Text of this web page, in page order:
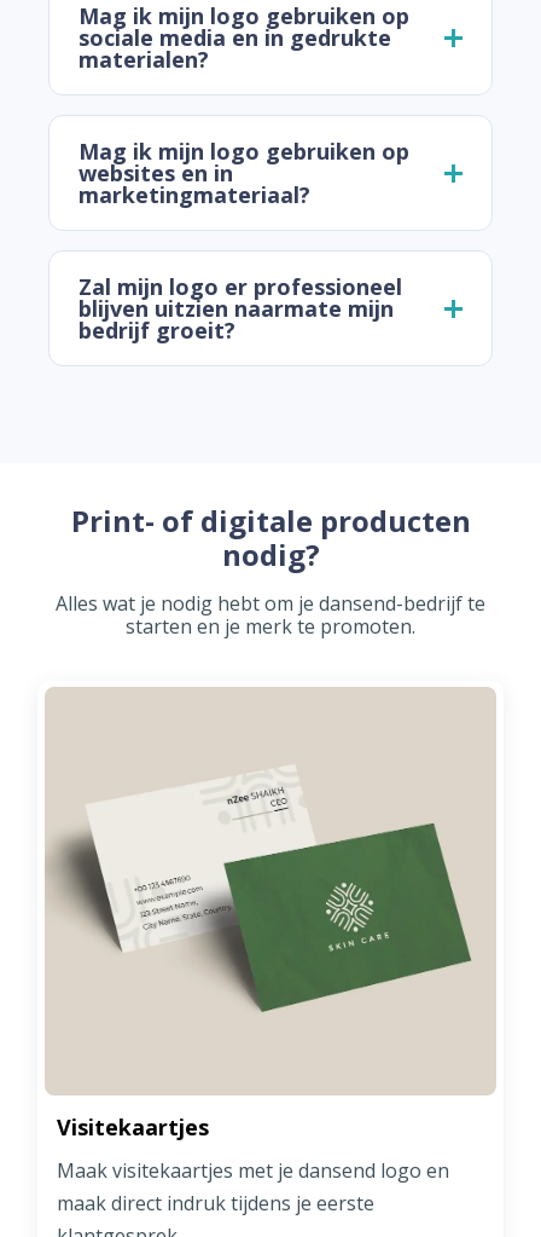
Mag ik mijn logo gebruiken op
sociale media en in gedrukte
materialen?
Mag ik mijn logo gebruiken op
websites en in
marketingmateriaal?
Zal mijn logo er professioneel
blijven uitzien naarmate mijn
bedrijf groeit?
Print- of digitale producten
nodig?
Alles wat je nodig hebt om je dansend-bedrijf te
starten en je merk te promoten.
Visitekaartjes
Maak visitekaartjes met je dansend logo en
maak direct indruk tijdens je eerste